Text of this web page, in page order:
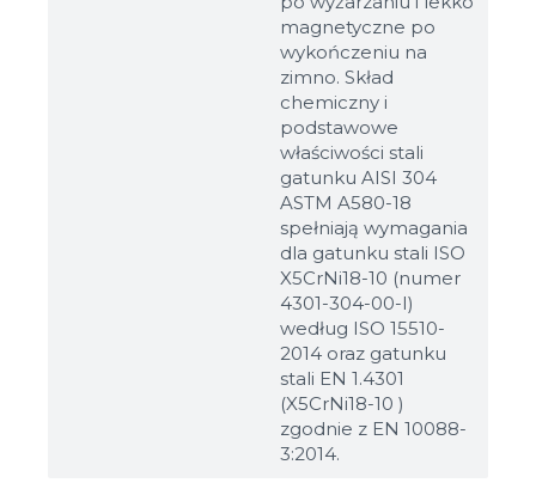
magnetyczne po
wykończeniu na
zimno. Skład
chemiczny i
podstawowe
właściwości stali
gatunku AISI 304
ASTM A580-18
spełniają wymagania
dla gatunku stali ISO
X5CrNi18-10 (numer
4301-304-00-I)
według ISO 15510-
2014 oraz gatunku
stali EN 1.4301
(X5CrNi18-10 )
zgodnie z EN 10088-
3:2014.